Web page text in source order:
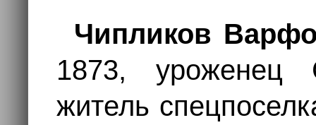
Чипликов
1873, уроженец
житель